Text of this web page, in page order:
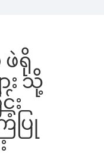
ဖဲရို
း သို့
း
ပြု